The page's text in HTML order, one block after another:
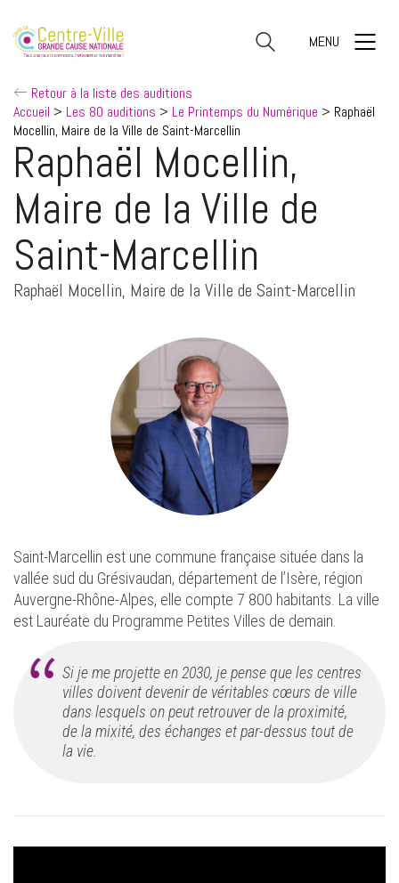
MENU
Retour à la liste des auditions
Accueil > Les 80 auditions > Le Printemps du Numérique > Raphaël
Mocellin, Maire de la Ville de Saint-Marcellin
Raphaël Mocellin,
Maire de la Ville de
Saint-Marcellin
Raphaël Mocellin, Maire de la Ville de Saint-Marcellin
Saint-Marcellin est une commune française située dans la
vallée sud du Grésivaudan, département de l’Isère, région
Auvergne-Rhône-Alpes, elle compte 7 800 habitants. La ville
est Lauréate du Programme Petites Villes de demain.
Si je me projette en 2030, je pense que les centres
villes doivent devenir de véritables cœurs de ville
dans lesquels on peut retrouver de la proximité,
de la mixité, des échanges et par-dessus tout de
la vie.